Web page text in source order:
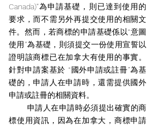
Canada)”為申請基礎，則已達到使用的
要求，而不需另外再提交使用的相關文
件。然而，若商標的申請基礎係以“意圖
使用”為基礎，則須提交一份使用宣誓以
證明該商標已在加拿大有使用的事實。
針對申請案基於 “國外申請或註冊”為基
礎的，申請人在申請時，還需提供國外
申請或註冊的相關資料。
申請人在申請時必須提出確實的商
標使用資訊，因為在加拿大，商標申請